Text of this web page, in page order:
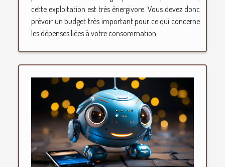
cette exploitation est très énergivore. Vous devez donc
prévoir un budget très important pour ce qui concerne
les dépenses liées à votre consommation...